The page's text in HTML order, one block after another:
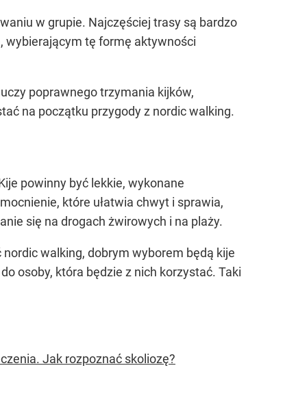
w grupie. Najczęściej trasy są bardzo
wybierającym tę formę aktywności
poprawnego trzymania kijków,
na początku przygody z nordic walking.
powinny być lekkie, wykonane
które ułatwia chwyt i sprawia,
się na drogach żwirowych i na plaży.
walking, dobrym wyborem będą kije
osoby, która będzie z nich korzystać. Taki
Jak rozpoznać skoliozę?